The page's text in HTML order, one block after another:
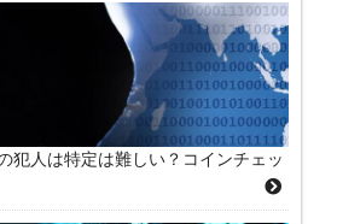
犯人は特定は難しい？コインチェッ